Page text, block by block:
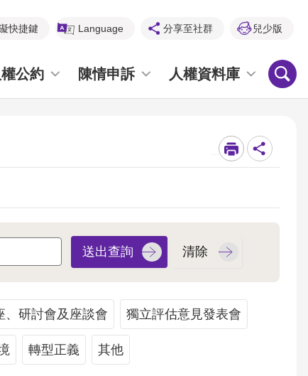
快捷鍵 Language 分享至社群 兒少版
公約 陳情申訴 人權資料庫
、研討會及座談會 獨立評估意見發表會
轉型正義 其他